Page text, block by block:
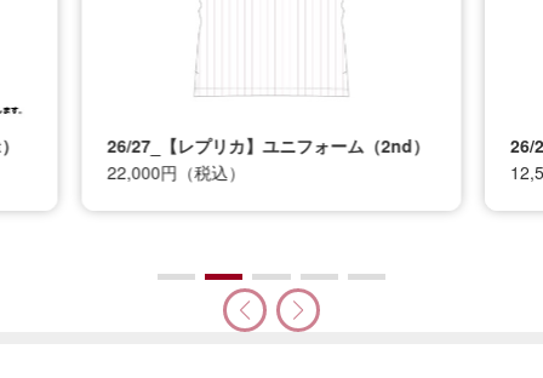
26/27_【レプリカ】ユニフォーム（2nd）
22,000円（税込）
26/